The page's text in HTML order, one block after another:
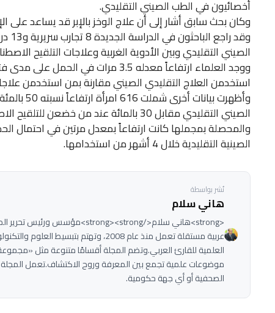
أخصائيون في الطب الصيني التقليدي.
وكان بحث سابق أشار إلى أن علاج الوخز بالإبر قد يساعد على
الصيني التقليدي وبين الأدوية الغربية وعلاجات التلقيح
ووجد العلماء ارتفاعاً معدله 3.5 مرات في
استخدمن العلاج التقليدي الصيني مقارنة بمن استخدمن
وأظهرت
الصيني التقليدي مقابل 30 بالمائة عند من خضعن للتلقيح الاصطناعي.
والمحصلة بمجملها كانت ارتفاعاً بمعدل مرتين في احتمال
الصينية التقليدية خلال 4 أشهر من استخدامها.
نُشر بواسطة
هاني سلام
عربية مستقلة تعمل منذ عام 2008، وتهتم
العلمية للقارئ العربي.وتضم المجلة أقسامًا متنوعة مثل
موضوعات علمية تجمع بين المعرفة وروح الاكتشاف.تعمل
الصحفية أو أي جهة حكومية.